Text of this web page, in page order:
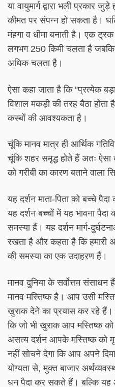
या वायुमार्ग द्वारा भली प्रकार
कीमत पर संपन्न हो सकता है।
मंहगा व धीमा बनाती है। एक ट्रक
लगभग 250 किमी चलता है
अधिक चलता है।
ऐसा कहा जाता है कि “प्रत्येक
विशाल मकड़ी की तरह बैठा होता
कस्बों की आवश्यकता है।
चूंकि मानव मात्र ही आर्थिक
चूंकि शहर समृद्ध होते हैं अतः ऐसा
को गरीबी का कारण बताने वाला
यह दर्शन माता-पिता को बच्चे
यह दर्शन बच्चों में यह भावना
समस्या हैं। यह दर्शन मार्ग-
रखता है और कहता है कि हमारी
की समस्या का एक उदाहरण हैं।
मानव दुनिया के सर्वोत्तम
मानव मस्तिष्क है। आप उसी
खुराक देने का प्रयास कर रहे
कि जो भी खुराक आप मस्तिष्क
असत्य दर्शन आपके मस्तिष्क को
नहीं सोचने देगा कि आप अपने
योग्यता से, मुक्त बाजार
धन पैदा कर सकते हैं। बल्कि यह